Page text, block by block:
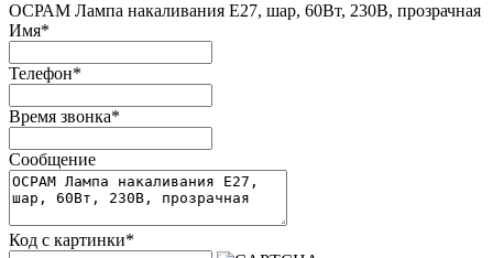
ОСРАМ Лампа накаливания Е27, шар, 60Вт, 230В, прозрачная
Имя*
Телефон*
Время звонка*
Сообщение
Код с картинки*